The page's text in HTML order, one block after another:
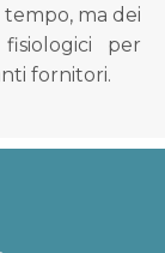
ma dei
per
fornitori.